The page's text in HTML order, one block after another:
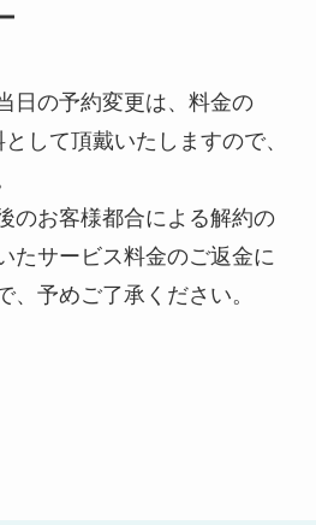
日の予約変更は、料金の
して頂戴いたしますので、
のお客様都合による解約の
たサービス料金のご返金に
、予めご了承ください。